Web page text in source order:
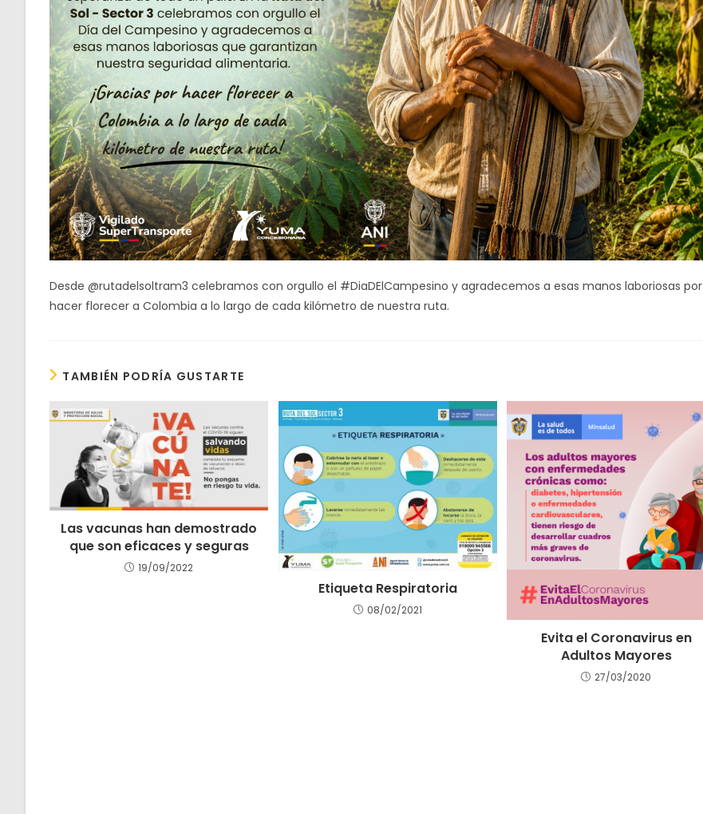
Desde @rutadelsoltram3 celebramos con orgullo el #DiaDElCampesino y agradecemos a esas manos laboriosas por
hacer florecer a Colombia a lo largo de cada kilómetro de nuestra ruta.
TAMBIÉN PODRÍA GUSTARTE
Las vacunas han demostrado
que son eficaces y seguras
19/09/2022
Etiqueta Respiratoria
08/02/2021
Evita el Coronavirus en
Adultos Mayores
27/03/2020